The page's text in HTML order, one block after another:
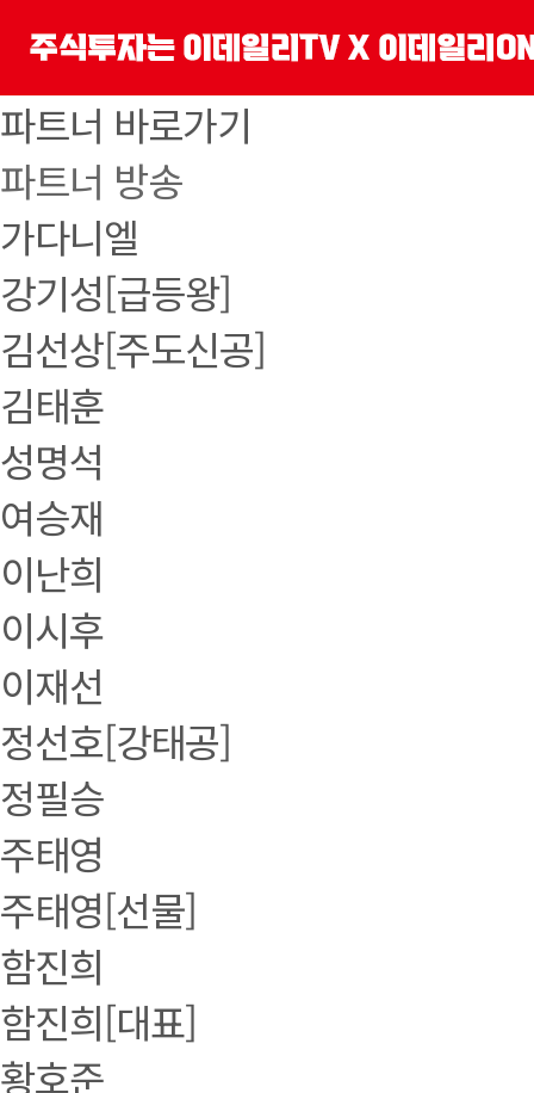
파트너 바로가기
파트너 방송
가다니엘
강기성[급등왕]
김선상[주도신공]
김태훈
성명석
여승재
이난희
이시후
이재선
정선호[강태공]
정필승
주태영
주태영[선물]
함진희
함진희[대표]
황호준